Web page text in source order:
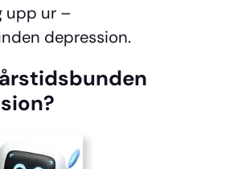
upp ur –
depression.